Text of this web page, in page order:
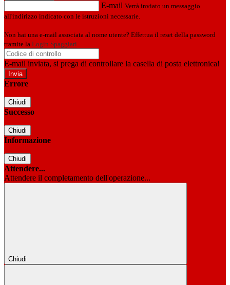
E-mail Verrà inviato un messaggio
all'indirizzo indicato con le istruzioni necessarie.
Non hai una e-mail associata al nome utente? Effettua il reset della password
tramite la Login Spaggiari
E-mail inviata, si prega di controllare la casella di posta elettronica!
Errore
Chiudi
Successo
Chiudi
Informazione
Chiudi
Attendere...
Attendere il completamento dell'operazione...
Chiudi